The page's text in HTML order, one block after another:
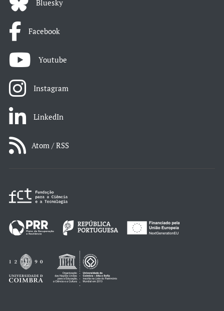
Bluesky
Facebook
Youtube
Instagram
LinkedIn
Atom / RSS